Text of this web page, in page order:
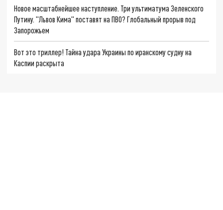
Новое масштабнейшее наступление. Три ультиматума Зеленского
Путину. "Львов Кима" поставят на ПВО? Глобальный прорыв под
Запорожьем
Вот это триллер! Тайна удара Украины по иранскому судну на
Каспии раскрыта